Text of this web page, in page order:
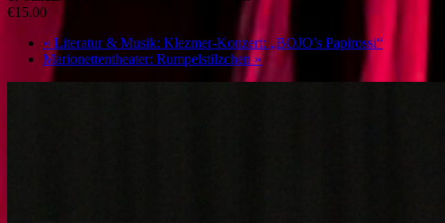
€15.00
« Literatur & Musik: Klezmer-Konzert: „BOJO’s Papirossi“
Marionettentheater: Rumpelstilzchen»